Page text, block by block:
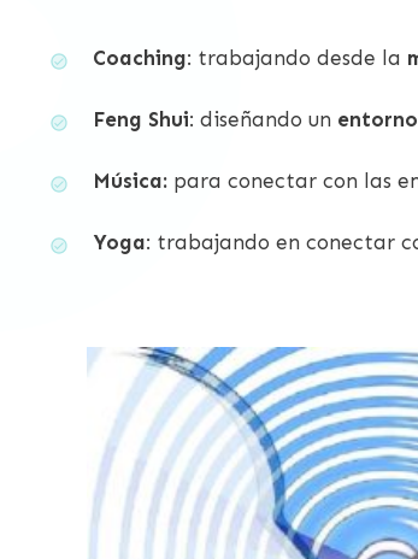
Coaching: trabajando desde la
Feng Shui: diseñando un
Música: para conectar con las
Yoga: trabajando en conectar